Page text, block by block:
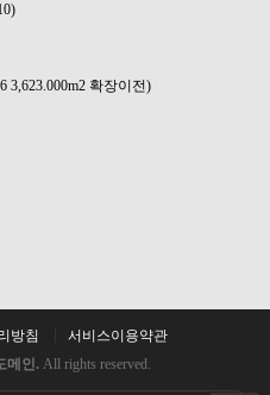
3,623.000m2 확장이전)
방침
서비스이용약관
메인. All rights reserved.